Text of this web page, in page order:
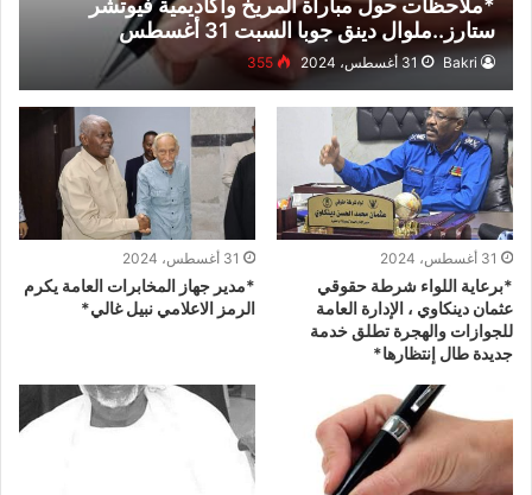
*ملاحظات حول مباراة المريخ وأكاديمية فيوتشر
ستارز..ملوال دينق جوبا السبت 31 أغسطس
2024م*
Bakri 31 أغسطس، 2024 355
31 أغسطس، 2024
*برعاية اللواء شرطة حقوقي
عثمان دينكاوي ، الإدارة العامة
للجوازات والهجرة تطلق خدمة
جديدة طال إنتظارها*
31 أغسطس، 2024
*مدير جهاز المخابرات العامة يكرم
الرمز الاعلامي نبيل غالي*